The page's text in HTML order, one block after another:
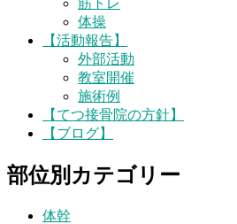
筋トレ
体操
【活動報告】
外部活動
教室開催
施術例
【てつ接骨院の方針】
【ブログ】
部位別カテゴリー
体幹